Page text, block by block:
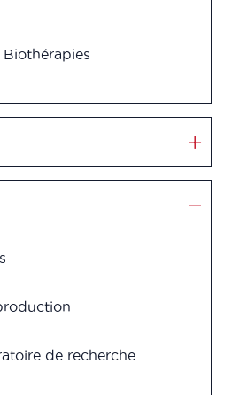
de recherche